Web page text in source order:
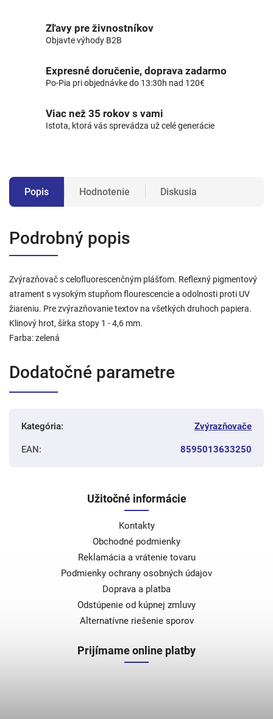
Zľavy pre živnostníkov
Objavte výhody B2B
Expresné doručenie, doprava zadarmo
Po-Pia pri objednávke do 13:30h nad 120€
Viac než 35 rokov s vami
Istota, ktorá vás sprevádza už celé generácie
Popis Hodnotenie Diskusia
Podrobný popis
Zvýrazňovač s celofluorescenčným plášťom. Reflexný pigmentový
atrament s vysokým stupňom flourescencie a odolnosti proti UV
žiareniu. Pre zvýrazňovanie textov na všetkých druhoch papiera.
Klinový hrot, šírka stopy 1 - 4,6 mm.
Farba: zelená
Dodatočné parametre
Kategória: Zvýrazňovače
EAN: 8595013633250
Užitočné informácie
Kontakty
Obchodné podmienky
Reklamácia a vrátenie tovaru
Podmienky ochrany osobných údajov
Doprava a platba
Odstúpenie od kúpnej zmluvy
Alternatívne riešenie sporov
Prijímame online platby